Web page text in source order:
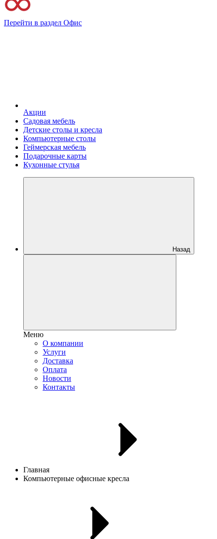
Перейти в раздел Офис
Акции
Садовая мебель
Детские столы и кресла
Компьютерные столы
Геймерская мебель
Подарочные карты
Кухонные стулья
Назад
Меню
О компании
Услуги
Доставка
Оплата
Новости
Контакты
Главная
Компьютерные офисные кресла